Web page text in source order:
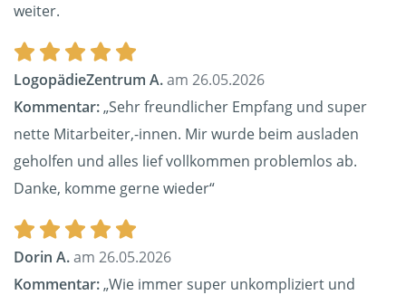
weiter.
LogopädieZentrum A.am 26.05.2026
Kommentar:„Sehr freundlicher Empfang und super
nette Mitarbeiter,-innen. Mir wurde beim ausladen
geholfen und alles lief vollkommen problemlos ab.
Danke, komme gerne wieder“
Dorin A.am 26.05.2026
Kommentar:„Wie immer super unkompliziert und